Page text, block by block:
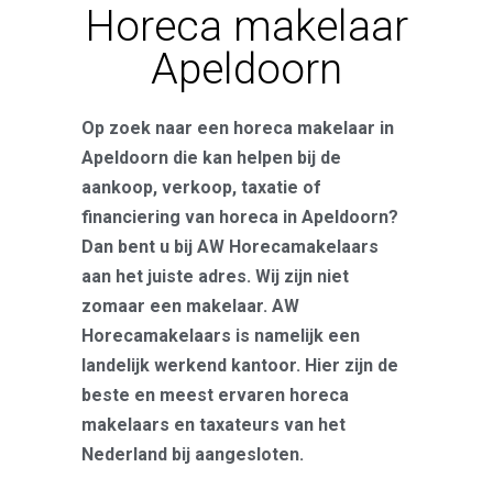
Horeca makelaar
Apeldoorn
Op zoek naar een horeca makelaar in
Apeldoorn die kan helpen bij de
aankoop, verkoop, taxatie of
financiering van horeca in Apeldoorn?
Dan bent u bij AW Horecamakelaars
aan het juiste adres. Wij zijn niet
zomaar een makelaar. AW
Horecamakelaars is namelijk een
landelijk werkend kantoor. Hier zijn de
beste en meest ervaren horeca
makelaars en taxateurs van het
Nederland bij aangesloten.